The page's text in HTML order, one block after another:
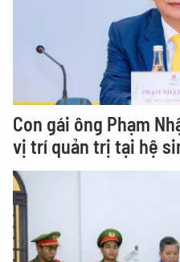
Con gái ông Phạm
vị trí quản trị tại hệ